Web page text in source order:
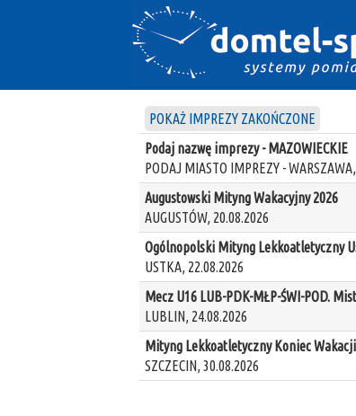
POKAŻ IMPREZY ZAKOŃCZONE
Podaj nazwę imprezy - MAZOWIECKIE
PODAJ MIASTO IMPREZY -
Augustowski Mityng Wakacyjny 2026
AUGUSTÓW, 20.08.2026
Ogólnopolski Mityng Lekkoatletyczny
USTKA, 22.08.2026
Mecz U16 LUB-PDK-MŁP-ŚWI-POD.
LUBLIN, 24.08.2026
Mityng Lekkoatletyczny Koniec
SZCZECIN, 30.08.2026